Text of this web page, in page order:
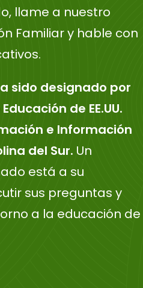
llame a nuestro
Familiar y hable con
sido designado por
de EE.UU.
e Información
del Sur. Un
está a su
sus preguntas y
a la educación de